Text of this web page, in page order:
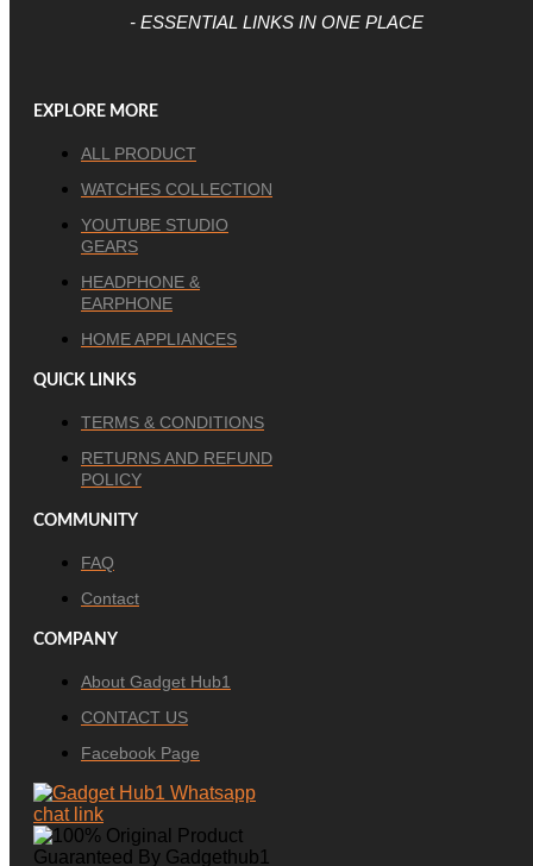
- ESSENTIAL LINKS IN ONE PLACE
EXPLORE MORE
ALL PRODUCT
WATCHES COLLECTION
YOUTUBE STUDIO
GEARS
HEADPHONE &
EARPHONE
HOME APPLIANCES
QUICK LINKS
TERMS & CONDITIONS
RETURNS AND REFUND
POLICY
COMMUNITY
FAQ
Contact
COMPANY
About Gadget Hub1
CONTACT US
Facebook Page